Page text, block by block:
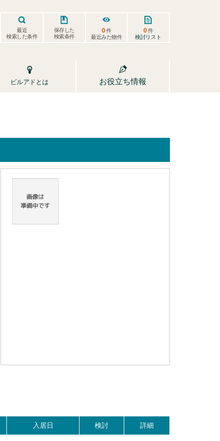
最近
検索した条件
保存した
検索条件
0件
最近みた物件
0件
検討リスト
ビルアドとは お役立ち情報
入居日 検討 詳細